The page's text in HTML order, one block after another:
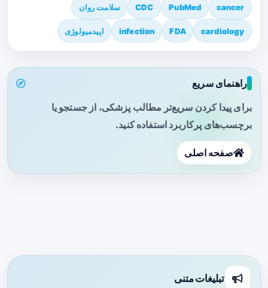
cancer
PubMed
CDC سلامت روان
cardiology
FDA
infection اپیدمیولوژی
راهنمای سریع
برای پیدا کردن سریع‌تر مطالب پزشکی، از جستجو یا
برچسب‌های پرکاربرد استفاده کنید.
صفحه اصلی
تبلیغات متنی